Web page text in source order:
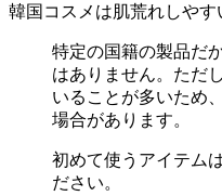
韓国コスメは肌荒れしや
特定の国籍の製品だ
はありません。ただ
いることが多いため
場合があります。
初めて使うアイテム
ださい。